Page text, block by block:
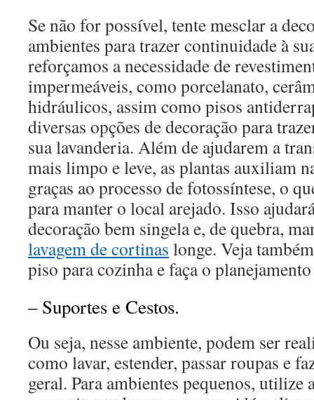
Se não for possível, tente mesclar a
ambientes para trazer continuidade à
reforçamos a necessidade de
impermeáveis, como porcelanato,
hidráulicos, assim como pisos
diversas opções de decoração para
sua lavanderia. Além de ajudarem a
mais limpo e leve, as plantas auxiliam
graças ao processo de fotossíntese, o
para manter o local arejado. Isso
decoração bem singela e, de quebra,
lavagem de cortinas longe. Veja
piso para cozinha e faça o
– Suportes e Cestos.
Ou seja, nesse ambiente, podem ser
como lavar, estender, passar roupas e
geral. Para ambientes pequenos, utilize